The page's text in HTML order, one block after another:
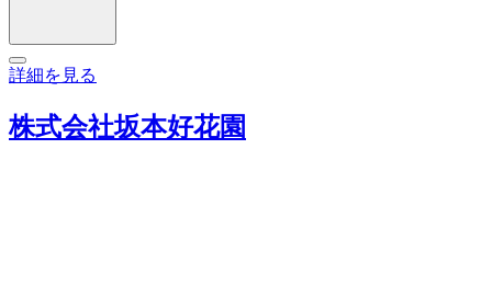
詳細を見る
株式会社坂本好花園